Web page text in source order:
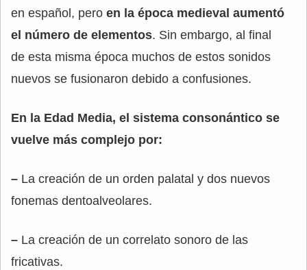
en español, pero en la época medieval aumentó
el número de elementos. Sin embargo, al final
de esta misma época muchos de estos sonidos
nuevos se fusionaron debido a confusiones.
En la Edad Media, el sistema consonántico se
vuelve más complejo por:
– La creación de un orden palatal y dos nuevos
fonemas dentoalveolares.
– La creación de un correlato sonoro de las
fricativas.